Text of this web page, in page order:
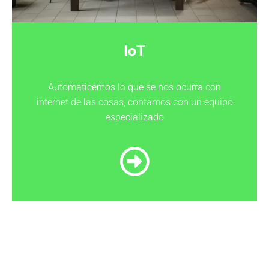
IoT
Automaticemos lo que se nos ocurra con
internet de las cosas, contamos con un equipo
especializado